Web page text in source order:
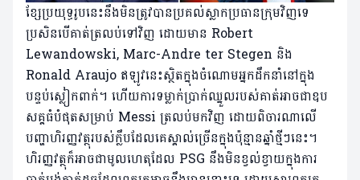
ខ្សែប្រយុទ្ធរូបនេះនឹងមិនត្រូវបានប្រគល់ស្លាកប្រធានក្រុមវិញទេ
ប្រសិនបើគាត់ត្រលប់ទៅវិញ ដោយមាន Robert
Lewandowski, Marc-Andre ter Stegen និង
Ronald Araujo ឥឡូវនេះស្ថិតក្នុងចំណោមអ្នកដឹកនាំនៅក្នុង
បន្ទប់ស្លៀកពាក់។ ហើយ​ការ​ទម្លាក់​ប្រាក់​ឈ្នួល​របស់​គាត់​អាច​ជា​ឧប
សគ្គ​ធំ​បំផុត​សម្រាប់ Messi ត្រលប់​មក​វិញ ដោយ​ពិចារណា​លើ​
បញ្ហា​ហិរញ្ញវត្ថុ​របស់​ក្លឹប​ដែល​គេ​ស្គាល់​ច្រើន​ក្នុង​ប៉ុន្មាន​ឆ្នាំ​ថ្មីៗ​នេះ។
ហិរញ្ញវត្ថុក៏អាចជាមូលហេតុដែល PSG នឹងមិនខ្វល់ខ្វាយក្នុងការ